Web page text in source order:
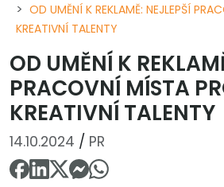
OD UMĚNÍ K REKLAMĚ: NEJLEPŠÍ
KREATIVNÍ TALENTY
OD UMĚNÍ K
PRACOVNÍ MÍSTA
KREATIVNÍ TALENTY
14.10.2024 / PR